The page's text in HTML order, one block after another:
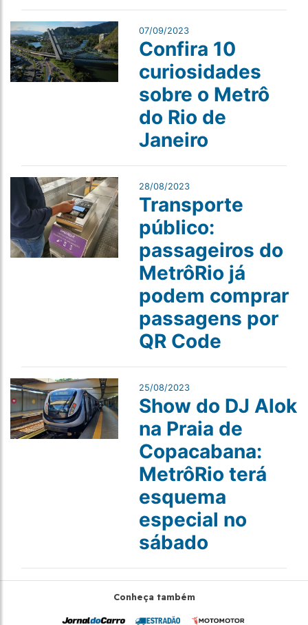
07/09/2023
Confira 10
curiosidades
sobre o Metrô
do Rio de
Janeiro
28/08/2023
Transporte
público:
passageiros do
MetrôRio já
podem comprar
passagens por
QR Code
25/08/2023
Show do DJ Alok
na Praia de
Copacabana:
MetrôRio terá
esquema
especial no
sábado
Conheça também